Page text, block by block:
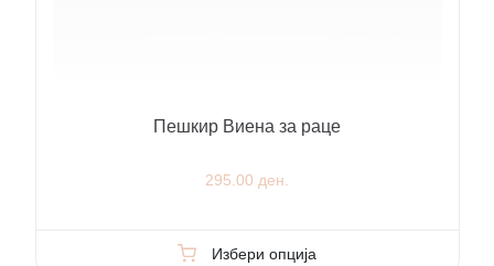
Пешкир Виена за раце
295.00 ден.
Избери опција